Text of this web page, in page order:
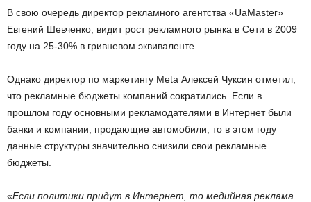
В свою очередь директор рекламного агентства «UaMaster»
Евгений Шевченко, видит рост рекламного рынка в Сети в 2009
году на 25-30% в гривневом эквиваленте.
Однако директор по маркетингу Meta Алексей Чуксин отметил,
что рекламные бюджеты компаний сократились. Если в
прошлом году основными рекламодателями в Интернет были
банки и компании, продающие автомобили, то в этом году
данные структуры значительно снизили свои рекламные
бюджеты.
«Если политики придут в Интернет, то медийная реклама